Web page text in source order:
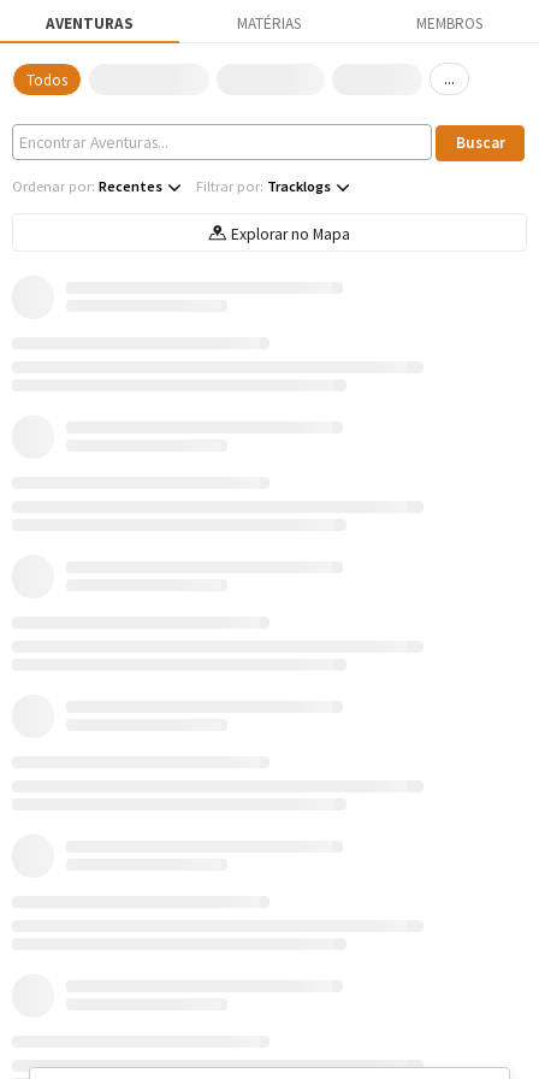
AVENTURAS MATÉRIAS MEMBROS
Todos ...
Ordenar por: Recentes Filtrar por: Tracklogs
Explorar no Mapa